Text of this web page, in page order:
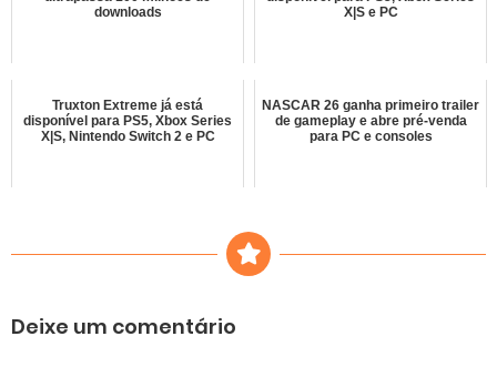
downloads
X|S e PC
Truxton Extreme já está
disponível para PS5, Xbox Series
X|S, Nintendo Switch 2 e PC
NASCAR 26 ganha primeiro trailer
de gameplay e abre pré-venda
para PC e consoles
Deixe um comentário